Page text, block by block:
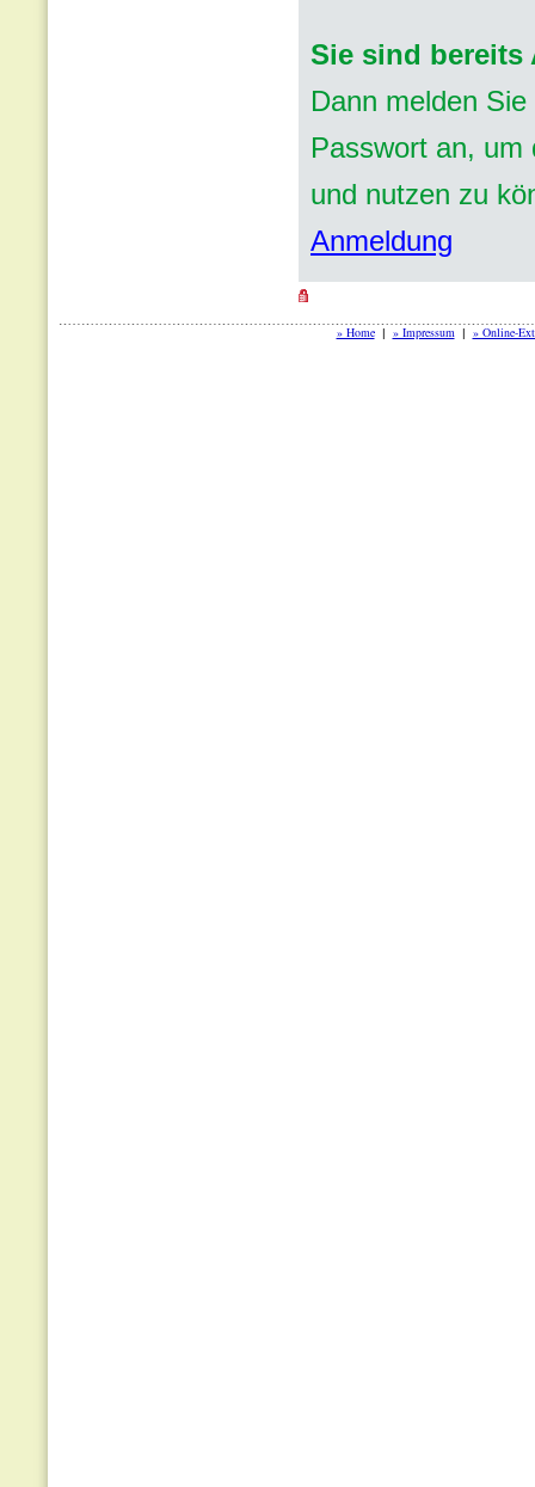
Sie sind bereits
Dann melden
Passwort an, um
und nutzen zu
Anmeldung
» Home | » Impressum | » Online-